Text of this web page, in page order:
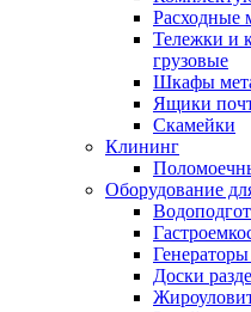
Расходные
Тележки и
грузовые
Шкафы
Ящики
Скамейки
Клининг
Оборудование
Генераторы
Доски